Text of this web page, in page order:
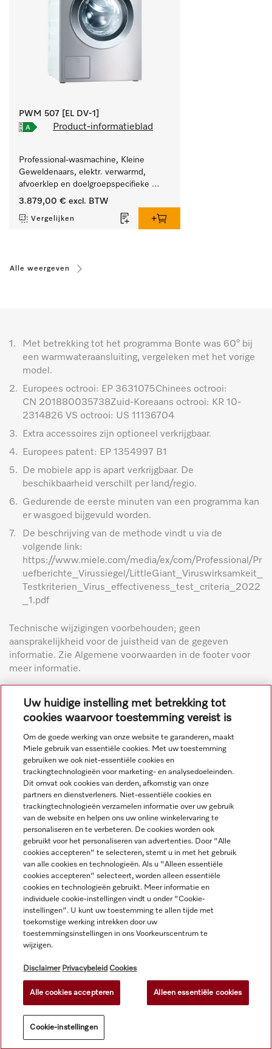
PWM 507 [EL DV-1]
Product-informatieblad
Professional-wasmachine, Kleine
Geweldenaars, elektr. verwarmd,
afvoerklep en doelgroepspecifieke
programma's. Vermogen 7 kg
in 49 min .
3.879,00 € excl. BTW
Vergelijken
Alle weergeven
1.
Met betrekking tot het programma Bonte was 60° bij
een warmwateraansluiting, vergeleken met het vorige
model.
2.
Europees octrooi: EP 3631075Chinees octrooi:
CN 201880035738Zuid-Koreaans octrooi: KR 10-
2314826 VS octrooi: US 11136704
3.
Extra accessoires zijn optioneel verkrijgbaar.
4.
Europees patent: EP 1354997 B1
5.
De mobiele app is apart verkrijgbaar. De
beschikbaarheid verschilt per land/regio.
6.
Gedurende de eerste minuten van een programma kan
er wasgoed bijgevuld worden.
7.
De beschrijving van de methode vindt u via de
volgende link:
https://www.miele.com/media/ex/com/Professional/Pr
uefberichte_Virussiegel/LittleGiant_Viruswirksamkeit_
Testkriterien_Virus_effectiveness_test_criteria_2022
_1.pdf
Technische wijzigingen voorbehouden; geen
aansprakelijkheid voor de juistheid van de gegeven
informatie. Zie Algemene voorwaarden in de footer voor
meer informatie.
Navigatie
Service
decoratiemateriaal.
© Miele & Cie. KG.
Uw huidige instelling met betrekking tot
cookies waarvoor toestemming vereist is
Om de goede werking van onze website te garanderen, maakt
Miele gebruik van essentiële cookies. Met uw toestemming
gebruiken we ook niet-essentiële cookies en
trackingtechnologieën voor marketing- en analysedoeleinden.
Dit omvat ook cookies van derden, afkomstig van onze
partners en dienstverleners. Niet-essentiële cookies en
trackingtechnologieën verzamelen informatie over uw gebruik
van de website en helpen ons uw online winkelervaring te
personaliseren en te verbeteren. De cookies worden ook
gebruikt voor het personaliseren van advertenties. Door "Alle
cookies accepteren" te selecteren, stemt u in met het gebruik
van alle cookies en technologieën. Als u "Alleen essentiële
cookies accepteren" selecteert, worden alleen essentiële
cookies en technologieën gebruikt. Meer informatie en
individuele cookie-instellingen vindt u onder "Cookie-
instellingen". U kunt uw toestemming te allen tijde met
toekomstige werking intrekken door uw
toestemmingsinstellingen in ons Voorkeurscentrum te
wijzigen.
Disclaimer Privacybeleid Cookies
Alle cookies accepteren Alleen essentiële cookies
Cookie-instellingen